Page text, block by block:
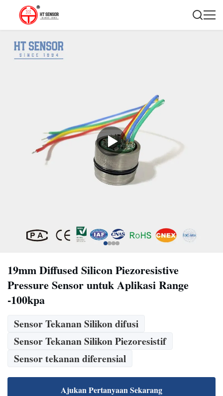
19mm Diffused Silicon Piezoresistive
Pressure Sensor untuk Aplikasi Range
-100kpa
Sensor Tekanan Silikon difusi
Sensor Tekanan Silikon Piezoresistif
Sensor tekanan diferensial
Ajukan Pertanyaan Sekarang